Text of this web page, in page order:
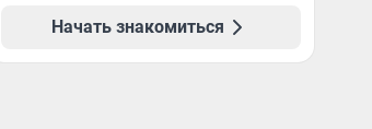
Начать знакомиться